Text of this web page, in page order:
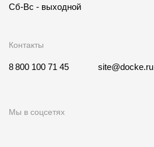
Сб-Вс - выходной
Контакты
8 800 100 71 45 site@docke.ru
Мы в соцсетях